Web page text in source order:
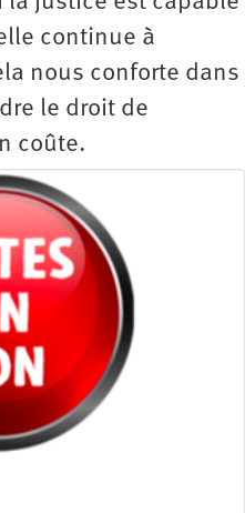
continue à
nous conforte dans
le droit de
coûte.